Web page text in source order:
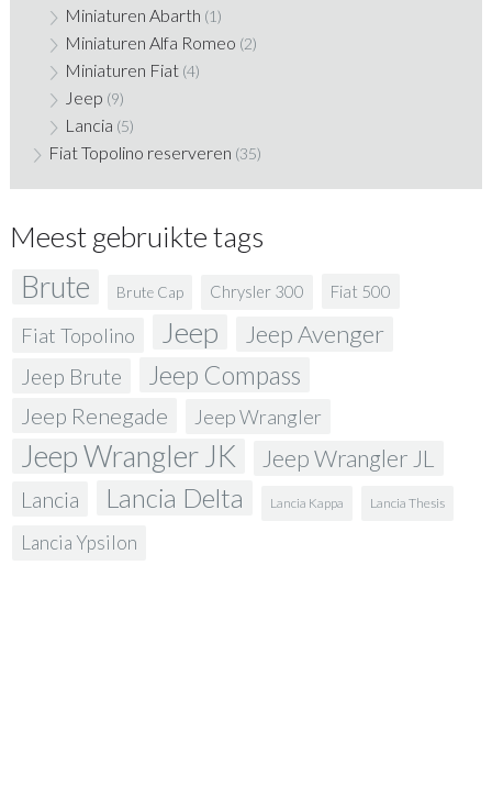
Miniaturen Abarth (1)
Miniaturen Alfa Romeo (2)
Miniaturen Fiat (4)
Jeep (9)
Lancia (5)
Fiat Topolino reserveren (35)
Meest gebruikte tags
Brute Brute Cap Chrysler 300 Fiat 500
Fiat Topolino Jeep Jeep Avenger
Jeep Brute Jeep Compass
Jeep Renegade Jeep Wrangler
Jeep Wrangler JK Jeep Wrangler JL
Lancia Lancia Delta Lancia Kappa Lancia Thesis
Lancia Ypsilon